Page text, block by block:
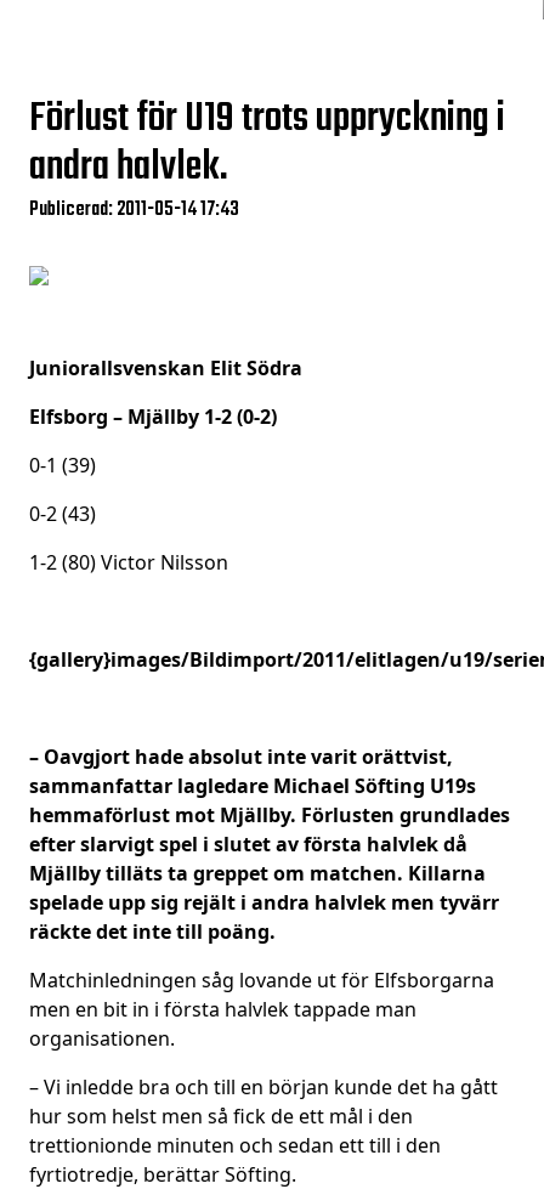
Förlust för U19 trots uppryckning i
andra halvlek.
Publicerad: 2011-05-14 17:43
Juniorallsvenskan Elit Södra
Elfsborg – Mjällby 1-2 (0-2)
0-1 (39)
0-2 (43)
1-2 (80) Victor Nilsson
{gallery}images/Bildimport/2011/elitlagen/u19/
– Oavgjort hade absolut inte varit orättvist,
sammanfattar lagledare Michael Söfting U19s
hemmaförlust mot Mjällby. Förlusten grundlades
efter slarvigt spel i slutet av första halvlek då
Mjällby tilläts ta greppet om matchen. Killarna
spelade upp sig rejält i andra halvlek men tyvärr
räckte det inte till poäng.
Matchinledningen såg lovande ut för Elfsborgarna
men en bit in i första halvlek tappade man
organisationen.
– Vi inledde bra och till en början kunde det ha gått
hur som helst men så fick de ett mål i den
trettionionde minuten och sedan ett till i den
fyrtiotredje, berättar Söfting.